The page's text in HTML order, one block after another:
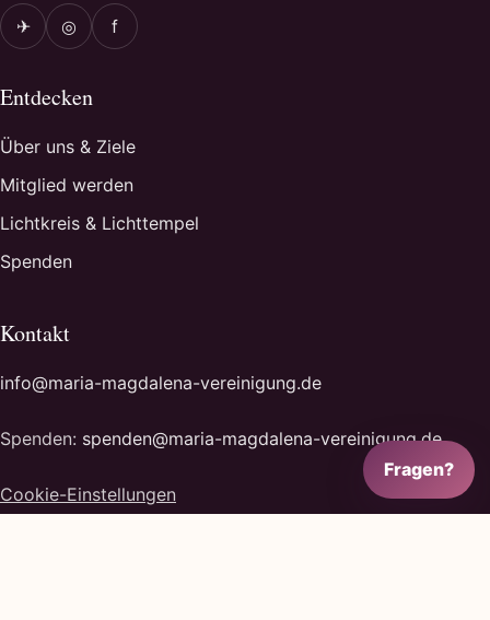
✈ ◎ f
Entdecken
Über uns & Ziele
Mitglied werden
Lichtkreis & Lichttempel
Spenden
Kontakt
info@maria-magdalena-vereinigung.de
Spenden: spenden@maria-magdalena-vereinigung.de
Cookie-Einstellungen
Fragen?